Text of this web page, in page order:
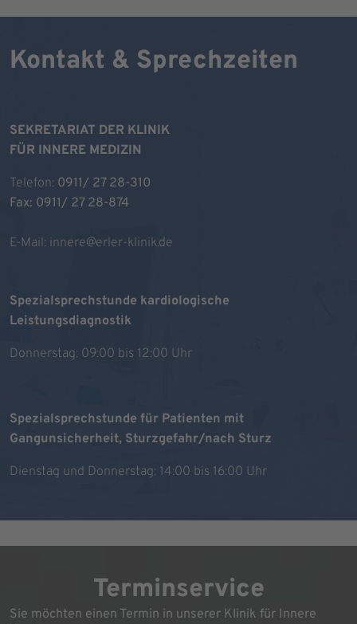
Kontakt & Sprechzeiten
SEKRETARIAT DER KLINIK
FÜR INNERE MEDIZIN
Telefon: 0911/ 27 28-310
Fax: 0911/ 27 28-874
E-Mail: innere@erler-klinik.de
Spezialsprechstunde kardiologische
Leistungsdiagnostik
Donnerstag: 09:00 bis 12:00 Uhr
Spezialsprechstunde für Patienten mit
Gangunsicherheit, Sturzgefahr/nach Sturz
Dienstag und Donnerstag: 14:00 bis 16:00 Uhr
Terminservice
Sie möchten einen Termin in unserer Klinik für Innere